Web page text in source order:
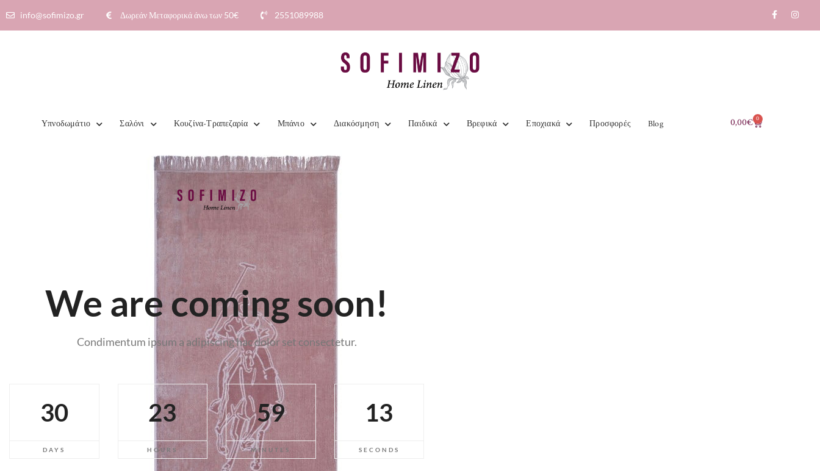
info@sofimizo.gr Δωρεάν Μεταφορικά άνω των 50€​ 2551089988
Υπνοδωμάτιο Σαλόνι Κουζίνα-Τραπεζαρία Μπάνιο Διακόσμηση Παιδικά Βρεφικά Εποχιακά Προσφορές Blog 0,00€ 0
We are coming soon!
Condimentum ipsum a adipiscing hac dolor set consectetur.
30
DAYS
23
HOURS
59
MINUTES
12
SECONDS